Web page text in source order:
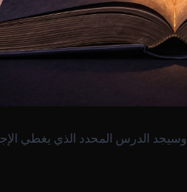
الدرس المحدد الذي يغطي